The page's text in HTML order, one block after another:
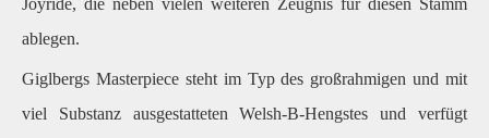
Joyride, die neben vielen weiteren Zeugnis für diesen Stamm
ablegen.
Giglbergs Masterpiece steht im Typ des großrahmigen und mit
viel Substanz ausgestatteten Welsh-B-Hengstes und verfügt